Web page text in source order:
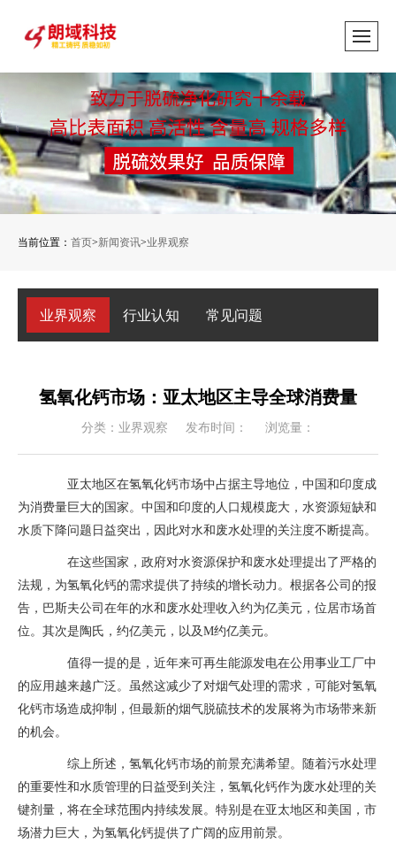
当前位置： 首页>新闻资讯>业界观察
业界观察 行业认知 常见问题
氢氧化钙市场：亚太地区主导全球消费量
分类：业界观察 发布时间：2023-10-11 浏览量：850
亚太地区在氢氧化钙市场中占据主导地位，中国和印度成
为消费量巨大的国家。中国和印度的人口规模庞大，水资源短缺和
水质下降问题日益突出，因此对水和废水处理的关注度不断提高。
在这些国家，政府对水资源保护和废水处理提出了严格的
法规，为氢氧化钙的需求提供了持续的增长动力。根据各公司的报
告，巴斯夫公司在2021年的水和废水处理收入约为894亿美元，位居市场首
位。其次是陶氏，约550亿美元，以及3M约355亿美元。
值得一提的是，近年来可再生能源发电在公用事业工厂中
的应用越来越广泛。虽然这减少了对烟气处理的需求，可能对氢氧
化钙市场造成抑制，但最新的烟气脱硫技术的发展将为市场带来新
的机会。
综上所述，氢氧化钙市场的前景充满希望。随着污水处理
的重要性和水质管理的日益受到关注，氢氧化钙作为废水处理的关
键剂量，将在全球范围内持续发展。特别是在亚太地区和美国，市
场潜力巨大，为氢氧化钙提供了广阔的应用前景。